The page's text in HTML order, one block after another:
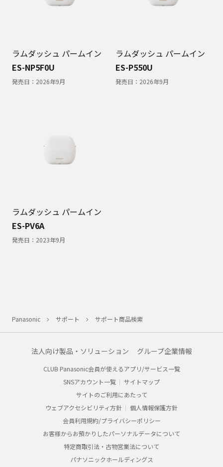
ラムダッシュ パームイン
ES-NP5F0U
発売日： 2026年9月
ラムダッシュ パームイン
ES-P550U
発売日： 2026年9月
ラムダッシュ パームイン
ES-PV6A
発売日： 2023年9月
Panasonic サポート サポート商品検索
法人向け製品・ソリューション グループ企業情報
CLUB Panasonic会員が使えるアプリ/サービス一覧
SNSアカウント一覧
サイトマップ
サイトのご利用にあたって
ウェブアクセシビリティ方針
個人情報保護方針
会員利用規約/プライバシーポリシー
お客様からお預かりしたパーソナルデータについて
特定商取引法・古物営業法について
パナソニックホールディングス